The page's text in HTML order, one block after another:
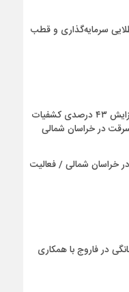
سرمایه‌گذاری و قطب
امنیت مردم خط قرمز پلیس است/ افزایش ۴۳ درصدی کشفیات
در خراسان شمالی / فعالیت
در فاروج با همکاری